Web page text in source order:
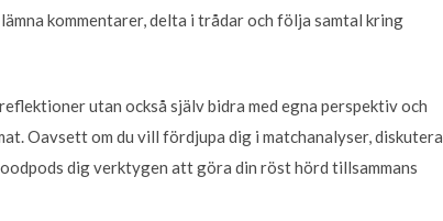
kommentarer, delta i trådar och följa samtal kring
utan också själv bidra med egna perspektiv och
Oavsett om du vill fördjupa dig i matchanalyser, diskutera
dig verktygen att göra din röst hörd tillsammans